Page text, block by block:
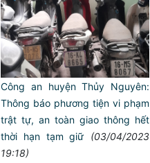
Công an huyện Thủy Nguyên:
Thông báo phương tiện vi phạm
trật tự, an toàn giao thông hết
thời hạn tạm giữ
(03/04/2023
19:18)